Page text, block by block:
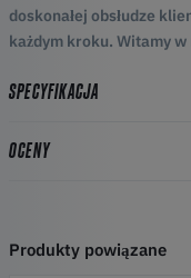
doskonałej obsłudze
każdym kroku. Witamy w
SPECYFIKACJA
OCENY
Produkty powiązane